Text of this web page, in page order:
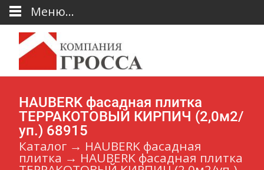
HAUBERK фасадная плитка
ТЕРРАКОТОВЫЙ КИРПИЧ (2,0м2/
уп.) 68915
Каталог → HAUBERK фасадная
плитка → HAUBERK фасадная плитка
Меню...